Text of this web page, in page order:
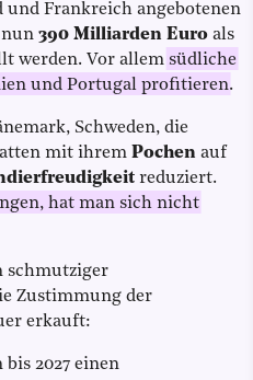
Frankreich angebotenen
390 Milliarden Euro als
werden. Vor allem südliche
und Portugal profitieren.
Schweden, die
mit ihrem Pochen auf
reduziert.
hat man sich nicht
schmutziger
Zustimmung der
erkauft:
2027 einen